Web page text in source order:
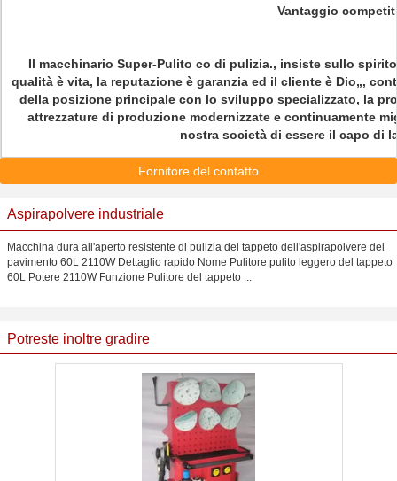
Vantaggio
Il macchinario Super-Pulito co di pulizia., insiste sullo
qualità è vita, la reputazione è garanzia ed il cliente è Dio„,
della posizione principale con lo sviluppo specializzato, la
attrezzature di produzione modernizzate e continuamente
nostra società di essere il capo di
Fornitore del contatto
Aspirapolvere industriale
Macchina dura all'aperto resistente di pulizia del tappeto dell'aspirapolvere del
pavimento 60L 2110W Dettaglio rapido Nome Pulitore pulito leggero del tappeto
60L Potere 2110W Funzione Pulitore del tappeto ...
Potreste inoltre gradire